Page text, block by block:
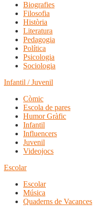
Biografies
Filosofia
Història
Literatura
Pedagogia
Política
Psicologia
Sociologia
Infantil / Juvenil
Còmic
Escola de pares
Humor Gràfic
Infantil
Influencers
Juvenil
Videojocs
Escolar
Escolar
Música
Quaderns de Vacances